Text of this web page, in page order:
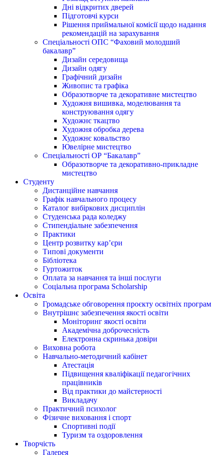
Дні відкритих дверей
Підготовчі курси
Рішення приймальної комісії щодо надання
рекомендацій на зарахування
Спеціальності ОПС “Фаховий молодший
бакалавр”
Дизайн середовища
Дизайн одягу
Графічний дизайн
Живопис та графіка
Образотворче та декоративне мистецтво
Художня вишивка, моделювання та
конструювання одягу
Художнє ткацтво
Художня обробка дерева
Художнє ковальство
Ювелірне мистецтво
Спеціальності ОР “Бакалавр”
Образотворче та декоративно-прикладне
мистецтво
Студенту
Дистанційне навчання
Графік навчального процесу
Каталог вибіркових дисциплін
Студенська рада коледжу
Стипендіальне забезпечення
Практики
Центр розвитку кар’єри
Типові документи
Бібліотека
Гуртожиток
Оплата за навчання та інші послуги
Соціальна програма Scholarship
Освіта
Громадське обговорення проєкту освітніх програм
Внутрішнє забезпечення якості освіти
Моніторинг якості освіти
Академічна доброчесність
Електронна скринька довіри
Виховна робота
Навчально-методичний кабінет
Атестація
Підвищення кваліфікації педагогічних
працівників
Від практики до майстерності
Викладачу
Практичний психолог
Фізичне виховання і спорт
Спортивні події
Туризм та оздоровлення
Творчість
Галерея